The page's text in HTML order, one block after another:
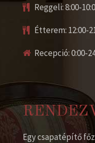
Reggeli: 8:00-
Étterem: 12:00-
Recepció: 0:00-
Egy csapatépítő